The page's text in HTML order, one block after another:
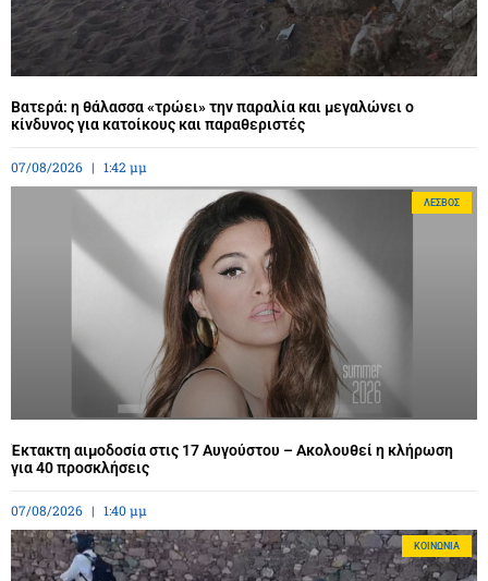
Βατερά: η θάλασσα «τρώει» την παραλία και μεγαλώνει ο
κίνδυνος για κατοίκους και παραθεριστές
07/08/2026 1:42 μμ
ΛΈΣΒΟΣ
Έκτακτη αιμοδοσία στις 17 Αυγούστου – Ακολουθεί η κλήρωση
για 40 προσκλήσεις
07/08/2026 1:40 μμ
ΚΟΙΝΩΝΊΑ